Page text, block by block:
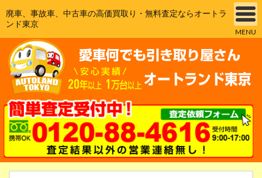
廃車、事故車、中古車の高価買取り・無料査定ならオートラ
ンド東京
MENU